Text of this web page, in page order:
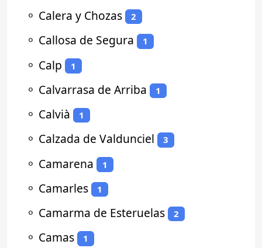
⚬ Calera y Chozas 2
⚬ Callosa de Segura 1
⚬ Calp 1
⚬ Calvarrasa de Arriba 1
⚬ Calvià 1
⚬ Calzada de Valdunciel 3
⚬ Camarena 1
⚬ Camarles 1
⚬ Camarma de Esteruelas 2
⚬ Camas 1